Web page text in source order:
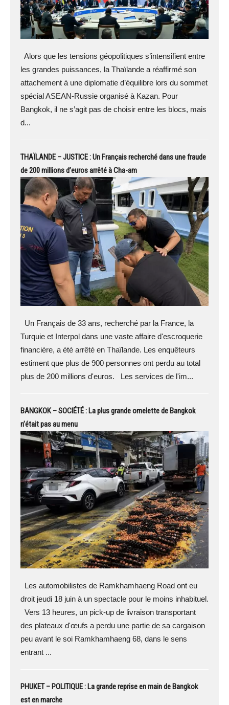
Alors que les tensions géopolitiques s’intensifient entre
les grandes puissances, la Thaïlande a réaffirmé son
attachement à une diplomatie d’équilibre lors du sommet
spécial ASEAN-Russie organisé à Kazan. Pour
Bangkok, il ne s’agit pas de choisir entre les blocs, mais
d...
THAÏLANDE – JUSTICE : Un Français recherché dans une fraude
de 200 millions d’euros arrêté à Cha-am
Un Français de 33 ans, recherché par la France, la
Turquie et Interpol dans une vaste affaire d'escroquerie
financière, a été arrêté en Thaïlande. Les enquêteurs
estiment que plus de 900 personnes ont perdu au total
plus de 200 millions d'euros. Les services de l'im...
BANGKOK – SOCIÉTÉ : La plus grande omelette de Bangkok
n’était pas au menu
Les automobilistes de Ramkhamhaeng Road ont eu
droit jeudi 18 juin à un spectacle pour le moins inhabituel.
Vers 13 heures, un pick-up de livraison transportant
des plateaux d'œufs a perdu une partie de sa cargaison
peu avant le soi Ramkhamhaeng 68, dans le sens
entrant ...
PHUKET – POLITIQUE : La grande reprise en main de Bangkok
est en marche